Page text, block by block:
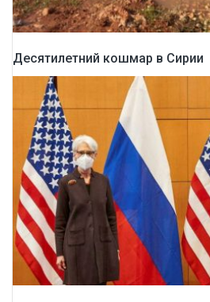
Десятилетний кошмар в Сирии